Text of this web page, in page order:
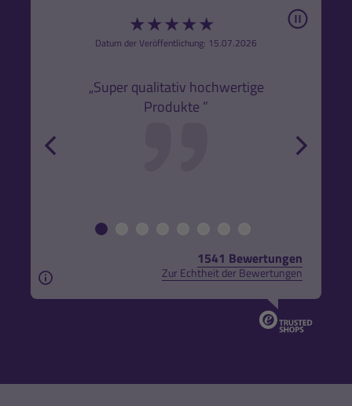
★★★★★
Datum der Veröffentlichung: 15.07.2026
„Super qualitativ hochwertige
Produkte ”
Pause
1541 Bewertungen
Zur Echtheit der Bewertungen
Aus rechtlichen Gründen weisen wir darauf hin,